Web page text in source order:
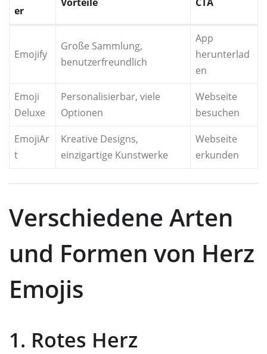
er
Emojify
Große Sammlung,
benutzerfreundlich
App
herunterlad
en
Emoji
Deluxe
Personalisierbar, viele
Optionen
Webseite
besuchen
EmojiAr
t
Kreative Designs,
einzigartige Kunstwerke
Webseite
erkunden
Verschiedene Arten
und Formen von Herz
Emojis
1. Rotes Herz